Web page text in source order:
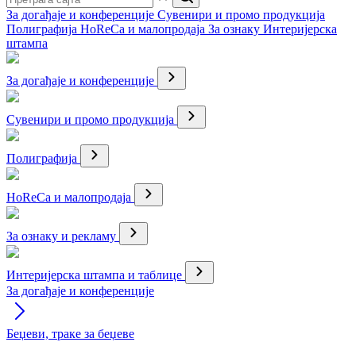
За догађаје и конференције Сувенири и промо продукција
Полиграфија HoReCa и малопродаја За ознаку Интеријерска
штампа
За догађаје и конференције
Сувенири и промо продукција
Полиграфија
HoReCa и малопродаја
За ознаку и рекламу
Интеријерска штампа и таблице
За догађаје и конференције
Беџеви, траке за беџеве